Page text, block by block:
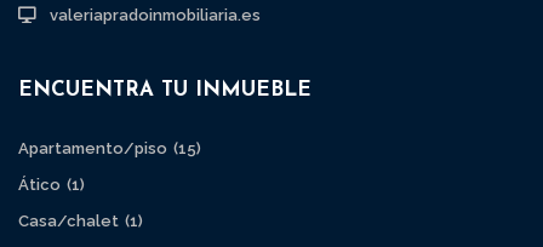
valeriapradoinmobiliaria.es
ENCUENTRA TU INMUEBLE
Apartamento/piso (15)
Ático (1)
Casa/chalet (1)